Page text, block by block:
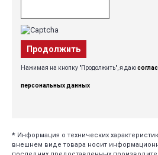
Продолжить
Нажимая на кнопку "Продолжить", я даю
персональных данных
* Информация о технических
внешнем виде товара носит